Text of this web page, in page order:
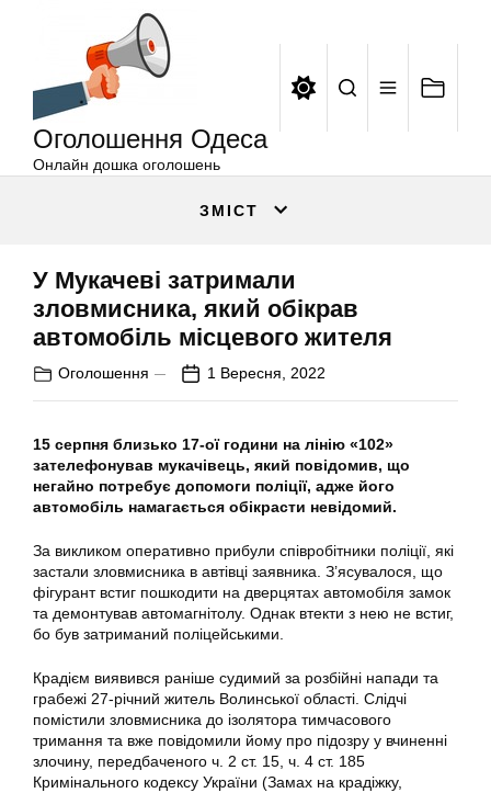
Оголошення Одеса
Онлайн дошка оголошень
ЗМІСТ
У Мукачеві затримали
зловмисника, який обікрав
автомобіль місцевого жителя
Оголошення 1 Вересня, 2022
15 серпня близько 17-ої години на лінію «102»
зателефонував мукачівець, який повідомив, що
негайно потребує допомоги поліції, адже його
автомобіль намагається обікрасти невідомий.
За викликом оперативно прибули співробітники поліції, які
застали зловмисника в автівці заявника. З’ясувалося, що
фігурант встиг пошкодити на дверцятах автомобіля замок
та демонтував автомагнітолу. Однак втекти з нею не встиг,
бо був затриманий поліцейськими.
Крадієм виявився раніше судимий за розбійні напади та
грабежі 27-річний житель Волинської області. Слідчі
помістили зловмисника до ізолятора тимчасового
тримання та вже повідомили йому про підозру у вчиненні
злочину, передбаченого ч. 2 ст. 15, ч. 4 ст. 185
Кримінального кодексу України (Замах на крадіжку,